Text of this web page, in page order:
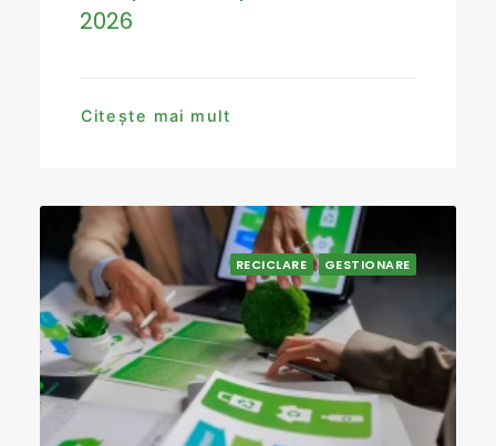
2026
Citește mai mult
RECICLARE GESTIONARE